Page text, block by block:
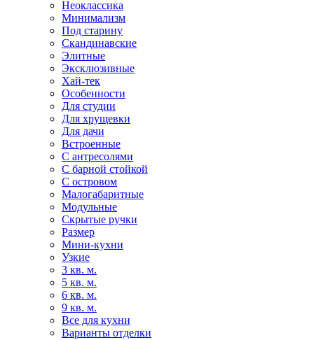
Неоклассика
Минимализм
Под старину
Скандинавские
Элитные
Эксклюзивные
Хай-тек
Особенности
Для студии
Для хрущевки
Для дачи
Встроенные
С антресолями
С барной стойкой
С островом
Малогабаритные
Модульные
Скрытые ручки
Размер
Мини-кухни
Узкие
3 кв. м.
5 кв. м.
6 кв. м.
9 кв. м.
Все для кухни
Варианты отделки